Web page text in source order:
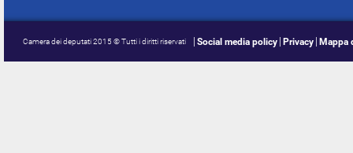
Camera dei deputati 2015 © Tutti i diritti riservati Social media policy Privacy Mappa